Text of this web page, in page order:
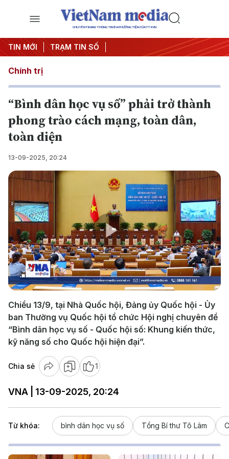
CHUYÊN TRANG THÔNG TIN ĐA PHƯƠNG TIỆN CỦA TTXVN
TIN MỚI TRẠM TIN SỐ
Chính trị
“Bình dân học vụ số” phải trở thành
phong trào cách mạng, toàn dân,
toàn diện
13-09-2025, 20:24
Play
Video
Chiều 13/9, tại Nhà Quốc hội, Đảng ủy Quốc hội - Ủy
ban Thường vụ Quốc hội tổ chức Hội nghị chuyên đề
“Bình dân học vụ số - Quốc hội số: Khung kiến thức,
kỹ năng số cho Quốc hội hiện đại”.
Chia sẻ 1
VNA | 13-09-2025, 20:24
Từ khóa: bình dân học vụ số Tổng Bí thư Tô Lâm